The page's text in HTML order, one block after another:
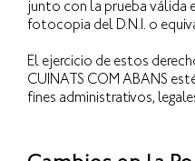
junto con la prueba válida
fotocopia del D.N.I. o
El ejercicio de estos
CUINATS COM ABANS
fines administrativos,